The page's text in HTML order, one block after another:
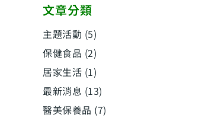
文章分類
主題活動 (5)
保健食品 (2)
居家生活 (1)
最新消息 (13)
醫美保養品 (7)